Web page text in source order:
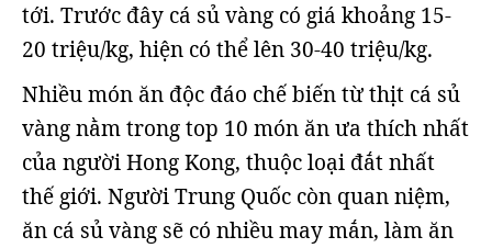
tới. Trước đây cá sủ vàng có giá khoảng 15-
20 triệu/kg, hiện có thể lên 30-40 triệu/kg.
Nhiều món ăn độc đáo chế biến từ thịt cá sủ
vàng nằm trong top 10 món ăn ưa thích nhất
của người Hong Kong, thuộc loại đắt nhất
thế giới. Người Trung Quốc còn quan niệm,
ăn cá sủ vàng sẽ có nhiều may mắn, làm ăn